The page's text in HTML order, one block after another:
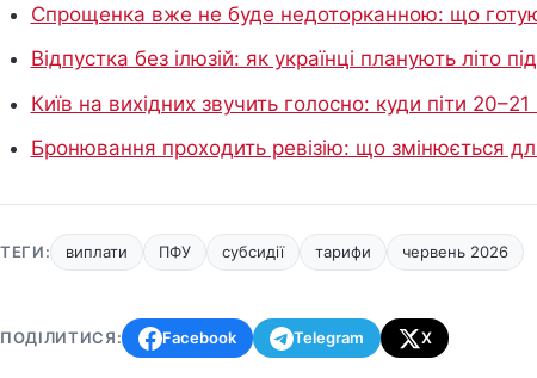
Спрощенка вже не буде недоторканною: що
Відпустка без ілюзій: як українці планують літо
Київ на вихідних звучить голосно: куди піти
Бронювання проходить ревізію: що змінюється
ТЕГИ: виплати ПФУ субсидії тарифи червень 2026
ПОДІЛИТИСЯ: Facebook Telegram X